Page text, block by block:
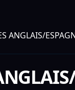
ANGLAIS/